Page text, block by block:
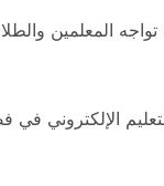
المعلمين
الإلكتروني في